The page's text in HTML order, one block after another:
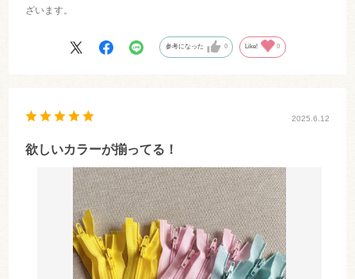
ざいます。
参考になった 0 Like! 0
2025.6.12
欲しいカラーが揃ってる！